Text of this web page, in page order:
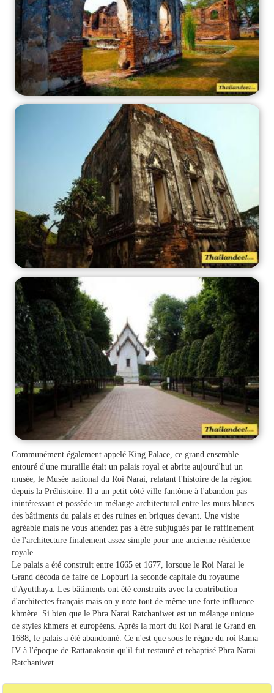
Communément également appelé King Palace, ce grand ensemble
entouré d'une muraille était un palais royal et abrite aujourd'hui un
musée, le Musée national du Roi Narai, relatant l'histoire de la région
depuis la Préhistoire. Il a un petit côté ville fantôme à l'abandon pas
inintéressant et possède un mélange architectural entre les murs blancs
des bâtiments du palais et des ruines en briques devant. Une visite
agréable mais ne vous attendez pas à être subjugués par le raffinement
de l'architecture finalement assez simple pour une ancienne résidence
royale.
Le palais a été construit entre 1665 et 1677, lorsque le Roi Narai le
Grand décoda de faire de Lopburi la seconde capitale du royaume
d'Ayutthaya. Les bâtiments ont été construits avec la contribution
d'architectes français mais on y note tout de même une forte influence
khmère. Si bien que le Phra Narai Ratchaniwet est un mélange unique
de styles khmers et européens. Après la mort du Roi Narai le Grand en
1688, le palais a été abandonné. Ce n'est que sous le règne du roi Rama
IV à l'époque de Rattanakosin qu'il fut restauré et rebaptisé Phra Narai
Ratchaniwet.